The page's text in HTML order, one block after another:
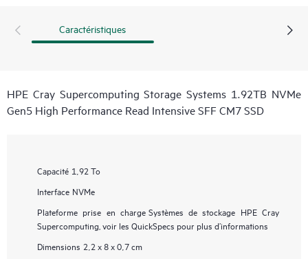
Caractéristiques
HPE Cray Supercomputing Storage Systems 1.92TB NVMe
Gen5 High Performance Read Intensive SFF CM7 SSD
Capacité 1,92 To
Interface NVMe
Plateforme prise en charge Systèmes de stockage HPE Cray
Supercomputing, voir les QuickSpecs pour plus d’informations
Dimensions 2,2 x 8 x 0,7 cm